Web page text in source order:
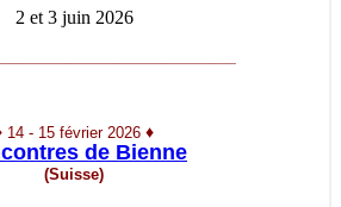
2 et 3 juin 2026
14 - 15 février 2026 ♦
de Bienne
(Suisse)